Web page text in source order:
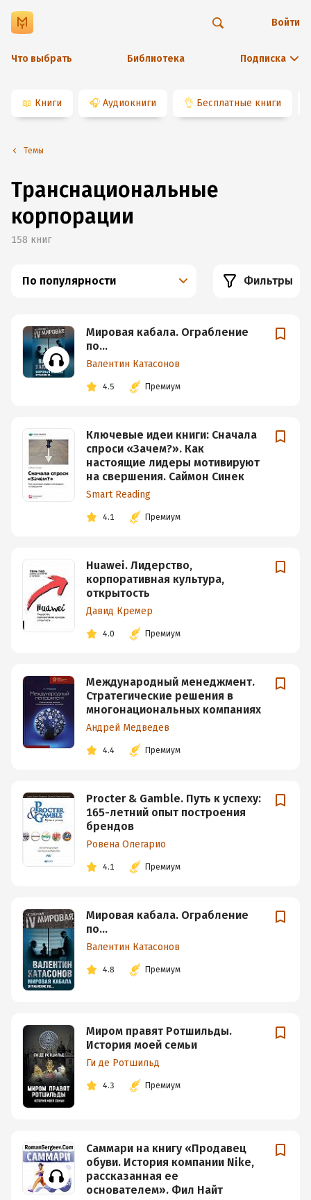
Что выбрать Библиотека Подписка
Войти
📖 Книги 🎧 Аудиокниги 👌 Бесплатные книги
Темы
Транснациональные
корпорации
158 книг
По популярности Фильтры
Мировая кабала. Ограбление
по…
Валентин Катасонов
4.5 Премиум
Ключевые идеи книги: Сначала
спроси «Зачем?». Как
настоящие лидеры мотивируют
на свершения. Саймон Синек
Smart Reading
4.1 Премиум
Huawei. Лидерство,
корпоративная культура,
открытость
Давид Кремер
4.0 Премиум
Международный менеджмент.
Стратегические решения в
многонациональных компаниях
Андрей Медведев
4.4 Премиум
Procter & Gamble. Путь к успеху:
165-летний опыт построения
брендов
Ровена Олегарио
4.1 Премиум
Мировая кабала. Ограбление
по…
Валентин Катасонов
4.8 Премиум
Миром правят Ротшильды.
История моей семьи
Ги де Ротшильд
4.3 Премиум
Саммари на книгу «Продавец
обуви. История компании Nike,
рассказанная ее
основателем». Фил Найт